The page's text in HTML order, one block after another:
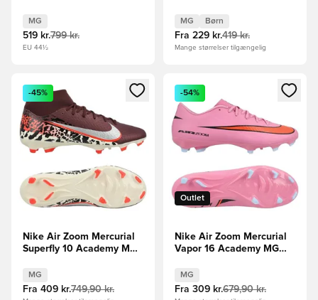
Lilla/Hvid
MG
519 kr.799 kr.
EU 44½
Pink/Blå Børn
MG Børn
Fra 229 kr.419 kr.
Mange størrelser tilgængelig
Åbner en Modal til at logge ind eller tilmelde dig som
-45%
Nike Air Zoom Mercurial
Superfly 10 Academy MG
Bordeaux/Sølv/Rød/Grå
MG
Fra 409 kr.749,90 kr.
Åbner en Modal til at logge
Outlet
-54%
Nike Air Zoom Mercurial
Vapor 16 Academy MG
Pink/Sort/Orange
MG
Fra 309 kr.679,90 kr.